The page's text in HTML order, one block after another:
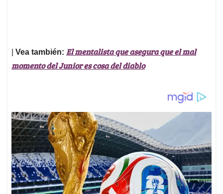
Vea también: El mentalista que asegura que el mal
momento del Junior es cosa del diablo